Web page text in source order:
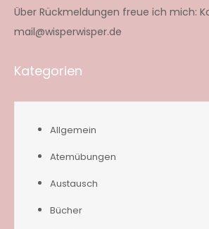
Über Rückmeldungen freue ich mich:
mail@wisperwisper.de
Kategorien
Allgemein
Atemübungen
Austausch
Bücher